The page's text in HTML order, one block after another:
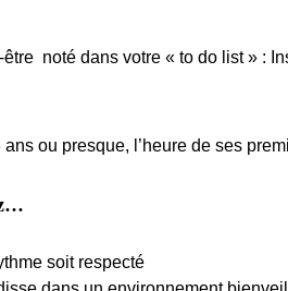
noté dans votre « to do list » :
ou presque, l’heure de ses
soit respecté